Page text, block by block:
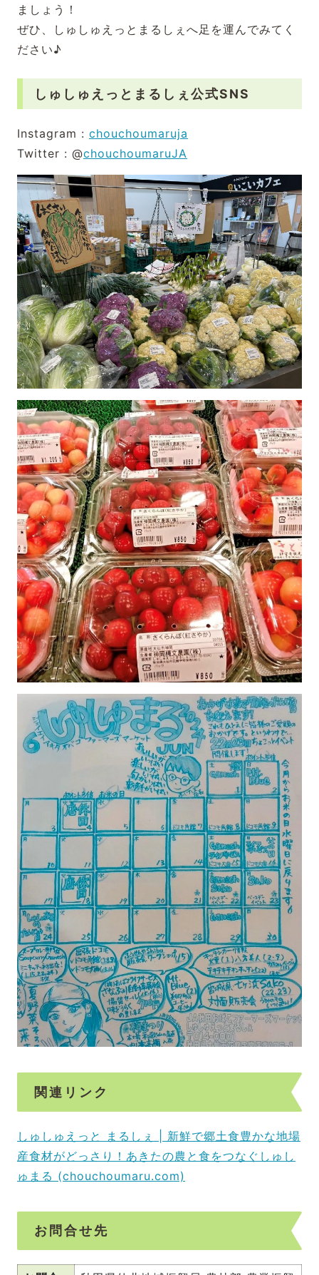
ましょう！
ぜひ、しゅしゅえっとまるしぇへ足を運んでみてく
ださい♪
しゅしゅえっとまるしぇ公式SNS
Instagram : chouchoumaruja
Twitter : @chouchoumaruJA
関連リンク
しゅしゅえっと まるしぇ | 新鮮で郷土食豊かな地場
産食材がどっさり！あきたの農と食をつなぐしゅし
ゅまる (chouchoumaru.com)
お問合せ先